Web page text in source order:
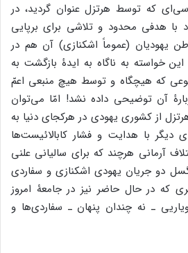
که توسط هرتزل عنوان گردید، در
با هدفی محدود و تلاشی برای برپایی
یهودیان (عموماً اشکنازی) آن هم در
خواسته به ناگاه به ایدۀ بازگشت به
که هیچگاه و توسط هیچ منبعی اعمّ
آن توضیحی داده نشد! امّا می‌توان
از کشوری یهودی در هرکجای دنیا به
با هدایت و فشار کابالائیست‌ها
آرمانی هرچند که برای سالیانی علنی
دو جریان یهودی اشکنازی و سفاردی
که در حال حاضر نیز در جامعۀ امروز
ـ نه چندان پنهان ـ سفاردی‌ها و